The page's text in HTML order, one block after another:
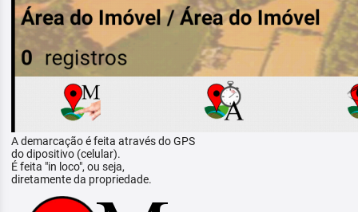
A demarcação é feita através do GPS
do dipositivo (celular).
É feita "in loco", ou seja,
diretamente da propriedade.